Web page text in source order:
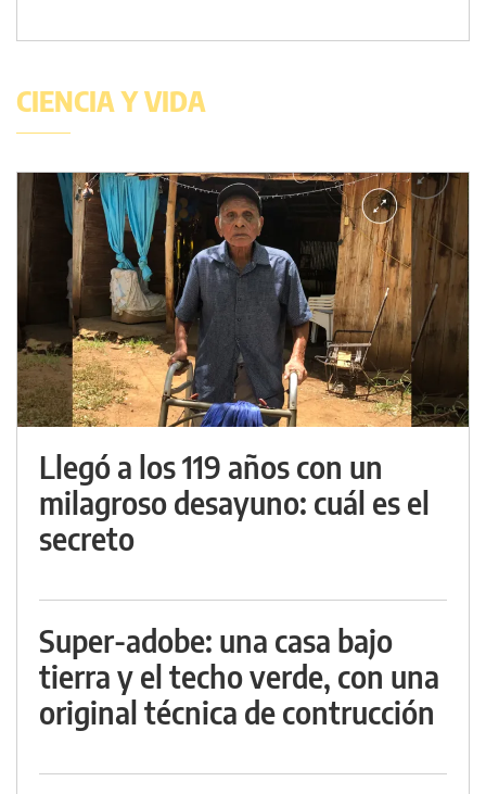
CIENCIA Y VIDA
Llegó a los 119 años con un
milagroso desayuno: cuál es el
secreto
Super-adobe: una casa bajo
tierra y el techo verde, con una
original técnica de contrucción